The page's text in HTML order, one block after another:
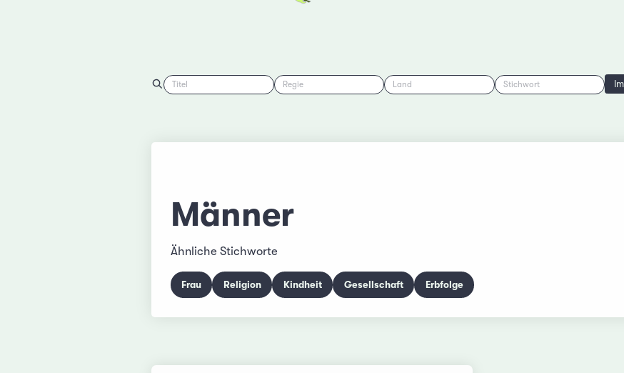
Titel Regie Land Stichwort
Männer
Ähnliche Stichworte
Frau Religion Kindheit Gesellschaft Erbfolge